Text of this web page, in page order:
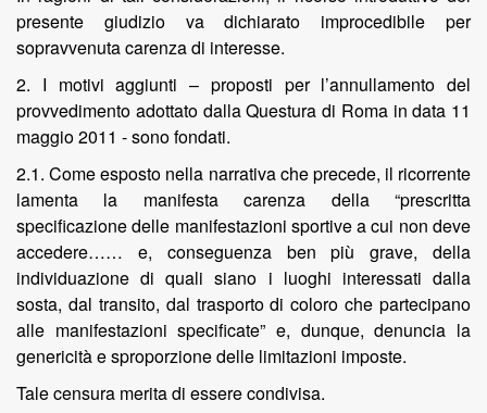
presente giudizio va dichiarato improcedibile per
sopravvenuta carenza di interesse.
2. I motivi aggiunti – proposti per l’annullamento del
provvedimento adottato dalla Questura di Roma in data 11
maggio 2011 - sono fondati.
2.1. Come esposto nella narrativa che precede, il ricorrente
lamenta la manifesta carenza della “prescritta
specificazione delle manifestazioni sportive a cui non deve
accedere…… e, conseguenza ben più grave, della
individuazione di quali siano i luoghi interessati dalla
sosta, dal transito, dal trasporto di coloro che partecipano
alle manifestazioni specificate” e, dunque, denuncia la
genericità e sproporzione delle limitazioni imposte.
Tale censura merita di essere condivisa.